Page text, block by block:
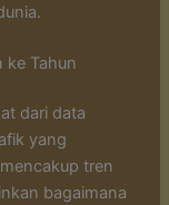
ke Tahun
dari data
yang
tren
bagaimana